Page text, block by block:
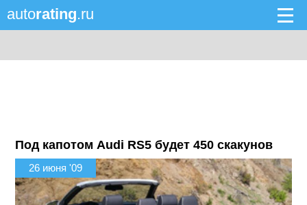
autorating.ru
Под капотом Audi RS5 будет 450 скакунов
26 июня '09